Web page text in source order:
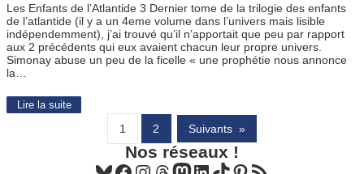
Les Enfants de l’Atlantide 3 Dernier tome de la trilogie des enfants
de l’atlantide (il y a un 4eme volume dans l’univers mais lisible
indépendemment), j’ai trouvé qu’il n’apportait que peu par rapport
aux 2 précédents qui eux avaient chacun leur propre univers.
Simonay abuse un peu de la ficelle « une prophétie nous annonce
la…
Lire la suite
1 2 Suivants »
Nos réseaux !